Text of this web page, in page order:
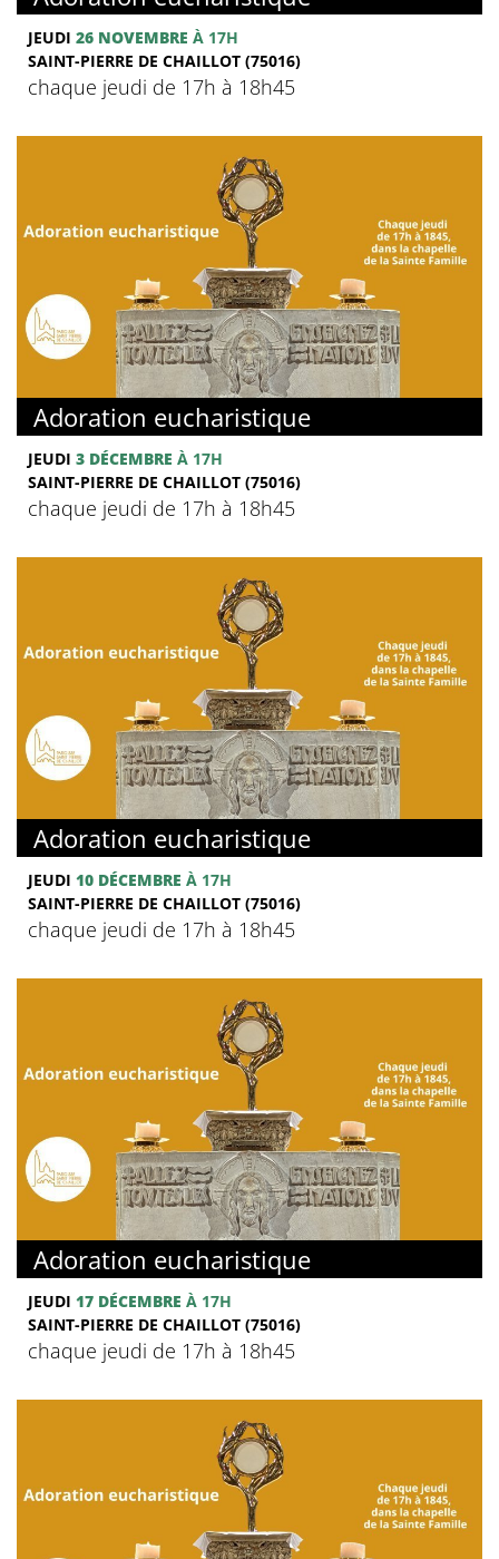
JEUDI 26 NOVEMBRE À 17H
SAINT-PIERRE DE CHAILLOT (75016)
chaque jeudi de 17h à 18h45
Adoration eucharistique
JEUDI 3 DÉCEMBRE À 17H
SAINT-PIERRE DE CHAILLOT (75016)
chaque jeudi de 17h à 18h45
Adoration eucharistique
JEUDI 10 DÉCEMBRE À 17H
SAINT-PIERRE DE CHAILLOT (75016)
chaque jeudi de 17h à 18h45
Adoration eucharistique
JEUDI 17 DÉCEMBRE À 17H
SAINT-PIERRE DE CHAILLOT (75016)
chaque jeudi de 17h à 18h45